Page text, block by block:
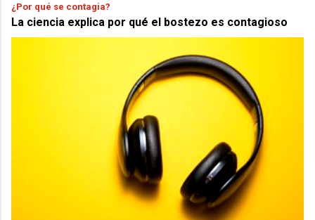
¿Por qué se contagia?
La ciencia explica por qué el bostezo es contagioso